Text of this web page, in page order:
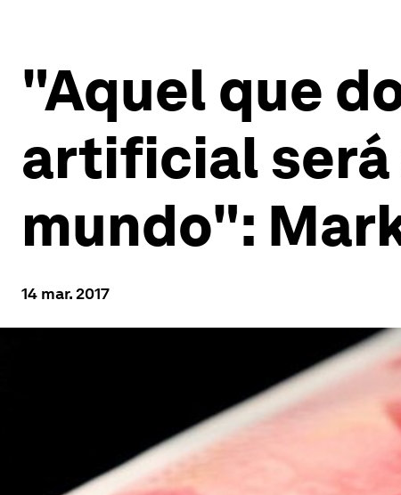
"Aquel que
artificial
mundo":
14 mar. 2017